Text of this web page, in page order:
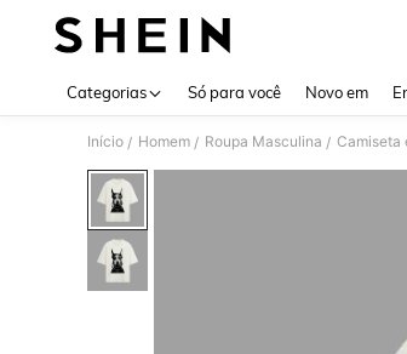
Categorias Só para você Novo em
Início / Homem / Roupa Masculina / Camiseta